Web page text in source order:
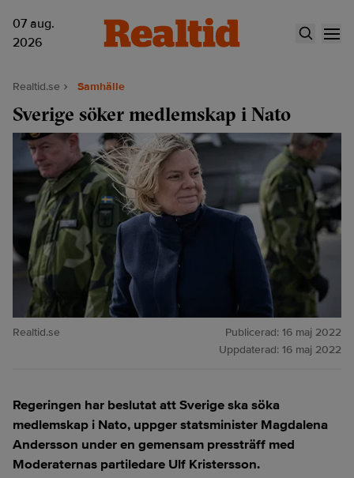
07 aug.
2026
Realtid.se Samhälle
Sverige söker medlemskap i Nato
Realtid.se Publicerad: 16 maj 2022
Uppdaterad: 16 maj 2022
Regeringen har beslutat att Sverige ska söka
medlemskap i Nato, uppger statsminister Magdalena
Andersson under en gemensam pressträff med
Moderaternas partiledare Ulf Kristersson.